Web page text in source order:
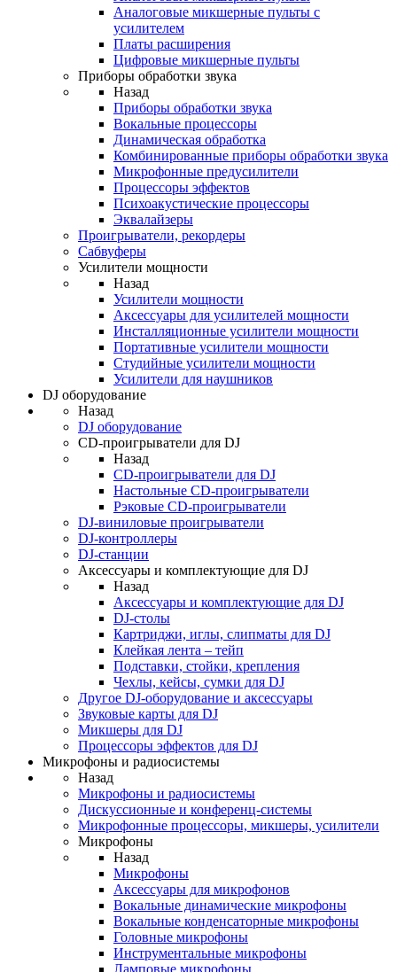
Аналоговые микшерные пульты с
усилителем
Платы расширения
Цифровые микшерные пульты
Приборы обработки звука
Назад
Приборы обработки звука
Вокальные процессоры
Динамическая обработка
Комбинированные приборы обработки звука
Микрофонные предусилители
Процессоры эффектов
Психоакустические процессоры
Эквалайзеры
Проигрыватели, рекордеры
Сабвуферы
Усилители мощности
Назад
Усилители мощности
Аксессуары для усилителей мощности
Инсталляционные усилители мощности
Портативные усилители мощности
Студийные усилители мощности
Усилители для наушников
DJ оборудование
Назад
DJ оборудование
CD-проигрыватели для DJ
Назад
CD-проигрыватели для DJ
Настольные CD-проигрыватели
Рэковые CD-проигрыватели
DJ-виниловые проигрыватели
DJ-контроллеры
DJ-станции
Аксессуары и комплектующие для DJ
Назад
Аксессуары и комплектующие для DJ
DJ-столы
Картриджи, иглы, слипматы для DJ
Клейкая лента – тейп
Подставки, стойки, крепления
Чехлы, кейсы, сумки для DJ
Другое DJ-оборудование и аксессуары
Звуковые карты для DJ
Микшеры для DJ
Процессоры эффектов для DJ
Микрофоны и радиосистемы
Назад
Микрофоны и радиосистемы
Дискуссионные и конференц-системы
Микрофонные процессоры, микшеры, усилители
Микрофоны
Назад
Микрофоны
Аксессуары для микрофонов
Вокальные динамические микрофоны
Вокальные конденсаторные микрофоны
Головные микрофоны
Инструментальные микрофоны
Ламповые микрофоны